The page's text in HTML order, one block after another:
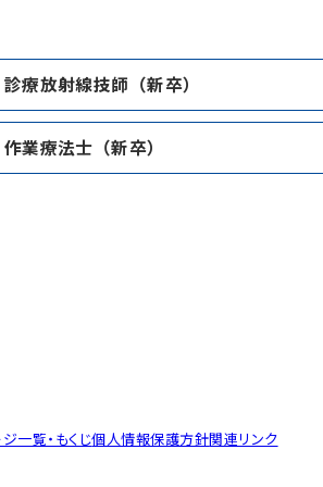
診療放射線技師（新卒）
作業療法士（新卒）
一覧・もくじ個人情報保護方針関連リンク